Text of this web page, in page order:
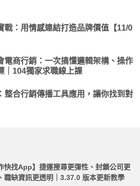
戰：用情感連結打造品牌價值【11/0
電商行銷：一次搞懂邏輯架構、操作
｜104獨家求職線上課
整合行銷傳播工具應用，讓你找到對
快找App】捷運搜尋更彈性、封鎖公司更
職缺資訊更透明｜3.37.0 版本更新教學